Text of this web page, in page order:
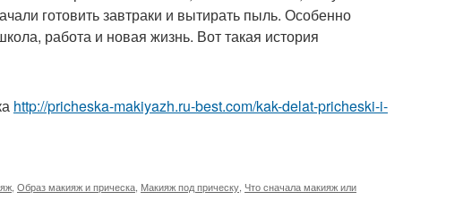
готовить завтраки и вытирать пыль. Особенно
работа и новая жизнь. Вот такая история
http://pricheska-makiyazh.ru-best.com/kak-delat-pricheski-i-
Образ макияж и прическа Макияж под прическу Что сначала макияж или